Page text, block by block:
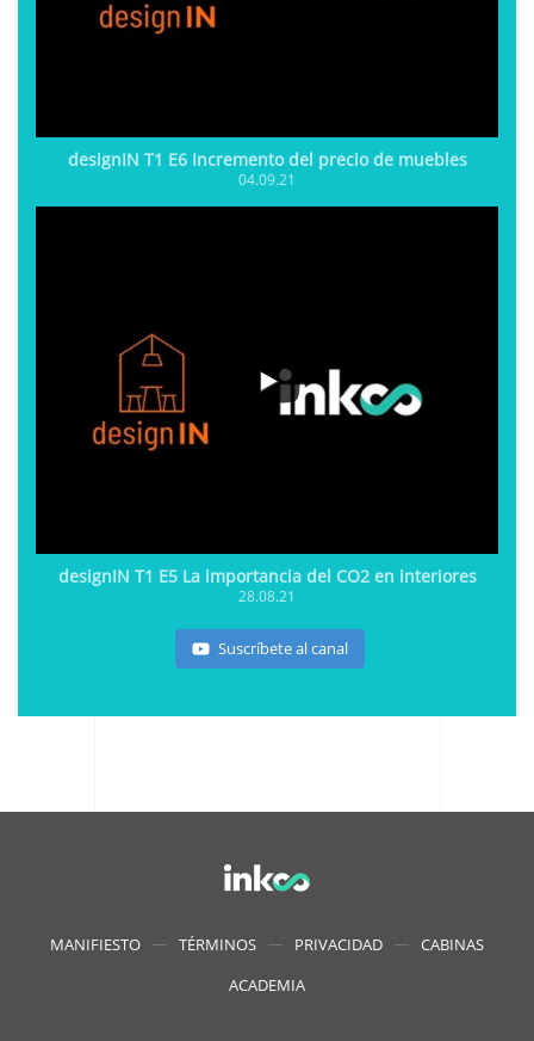
designIN T1 E6 Incremento del precio de muebles
04.09.21
designIN T1 E5 La importancia del CO2 en interiores
28.08.21
Suscríbete al canal
MANIFIESTO TÉRMINOS PRIVACIDAD
CABINAS
ACADEMIA